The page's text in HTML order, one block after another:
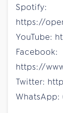
Spotify:
https://
YouTube:
Facebook:
https://
Twitter:
WhatsApp: